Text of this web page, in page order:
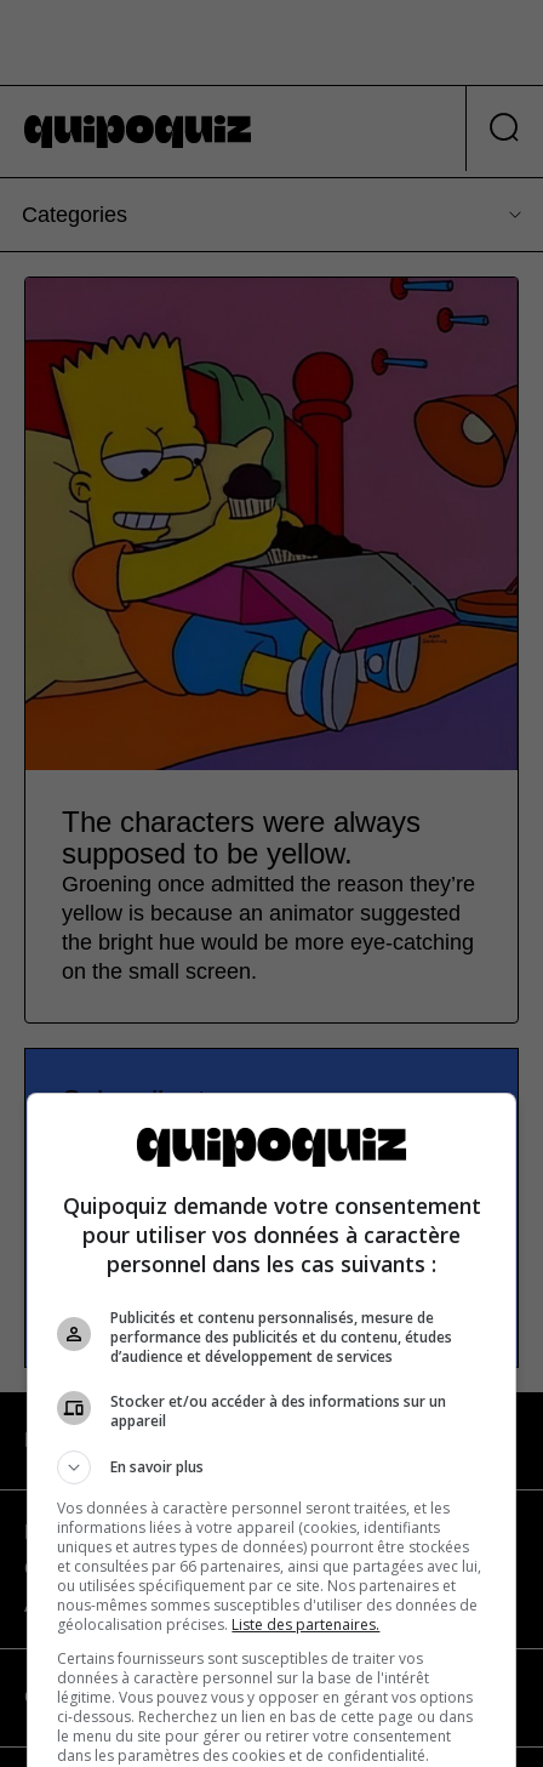
Categories
The characters were always
supposed to be yellow.
Groening once admitted the reason they’re
yellow is because an animator suggested
the bright hue would be more eye-catching
on the small screen.
Subscribe to our
newsletter
Email address
SUBSCRIBE
Become a partner
Contact us
About us
CATEGORIES
Quipoquiz demande votre consentement
pour utiliser vos données à caractère
personnel dans les cas suivants :
Publicités et contenu personnalisés, mesure de
performance des publicités et du contenu, études
d’audience et développement de services
Stocker et/ou accéder à des informations sur un
appareil
En savoir plus
Vos données à caractère personnel seront traitées, et les
informations liées à votre appareil (cookies, identifiants
uniques et autres types de données) pourront être stockées
et consultées par 66 partenaires, ainsi que partagées avec lui,
ou utilisées spécifiquement par ce site. Nos partenaires et
nous-mêmes sommes susceptibles d'utiliser des données de
géolocalisation précises. Liste des partenaires.
Certains fournisseurs sont susceptibles de traiter vos
données à caractère personnel sur la base de l'intérêt
légitime. Vous pouvez vous y opposer en gérant vos options
ci-dessous. Recherchez un lien en bas de cette page ou dans
le menu du site pour gérer ou retirer votre consentement
dans les paramètres des cookies et de confidentialité.